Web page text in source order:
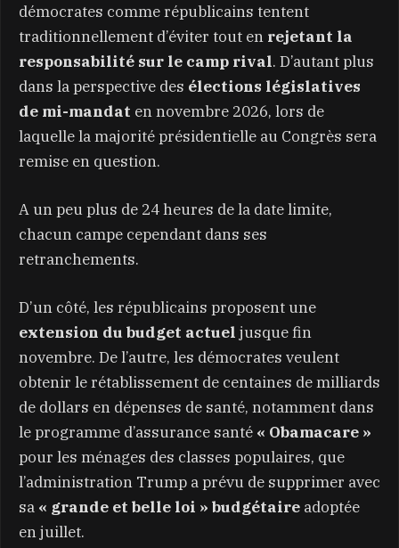
démocrates comme républicains tentent
traditionnellement d’éviter tout en rejetant la
responsabilité sur le camp rival. D’autant plus
dans la perspective des élections législatives
de mi-mandat en novembre 2026, lors de
laquelle la majorité présidentielle au Congrès sera
remise en question.
A un peu plus de 24 heures de la date limite,
chacun campe cependant dans ses
retranchements.
D’un côté, les républicains proposent une
extension du budget actuel jusque fin
novembre. De l’autre, les démocrates veulent
obtenir le rétablissement de centaines de milliards
de dollars en dépenses de santé, notamment dans
le programme d’assurance santé « Obamacare »
pour les ménages des classes populaires, que
l’administration Trump a prévu de supprimer avec
sa « grande et belle loi » budgétaire adoptée
en juillet.